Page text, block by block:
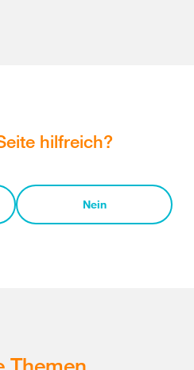
hilfreich?
Nein